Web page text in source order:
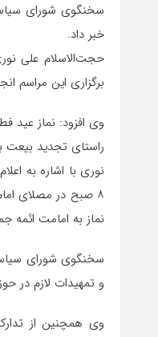
سخنگوی شورای
خبر داد.
حجت‌الاسلام علی
برگزاری این مراسم
وی افزود: نماز عید
راستای تجدید بیعت
نوری با اشاره به
۸ صبح در مصلای
نماز به امامت ائمه
و تمهیدات لازم در
وی همچنین از